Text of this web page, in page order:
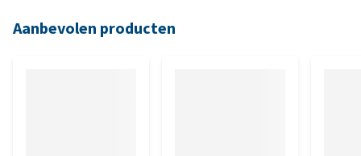
Aanbevolen producten